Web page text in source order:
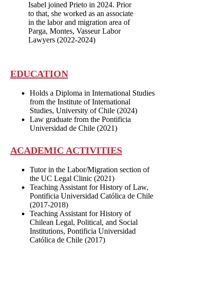
Isabel joined Prieto in 2024. Prior
to that, she worked as an associate
in the labor and migration area of
Parga, Montes, Vasseur Labor
Lawyers (2022-2024)
EDUCATION
Holds a Diploma in International Studies
from the Institute of International
Studies, University of Chile (2024)
Law graduate from the Pontificia
Universidad de Chile (2021)
ACADEMIC ACTIVITIES
Tutor in the Labor/Migration section of
the UC Legal Clinic (2021)
Teaching Assistant for History of Law,
Pontificia Universidad Católica de Chile
(2017-2018)
Teaching Assistant for History of
Chilean Legal, Political, and Social
Institutions, Pontificia Universidad
Católica de Chile (2017)